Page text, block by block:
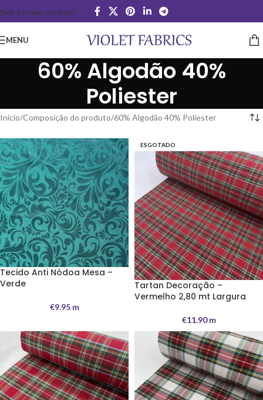
Skip to main content
MENU
60% Algodão 40%
Poliester
Início Composição do produto 60% Algodão 40% Poliester
Tecido Anti Nódoa Mesa –
Verde
€9.95m
ESGOTADO
Tartan Decoração –
Vermelho 2,80 mt Largura
€11.90m